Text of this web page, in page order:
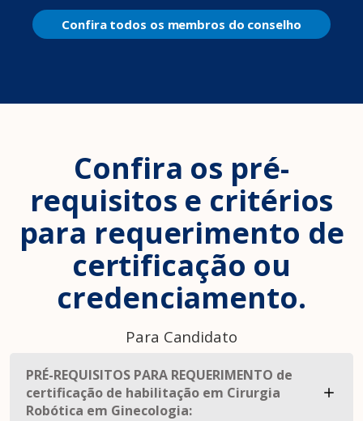
Confira todos os membros do conselho
Confira os pré-
requisitos e critérios
para requerimento de
certificação ou
credenciamento.
Para Candidato
PRÉ-REQUISITOS PARA REQUERIMENTO de
certificação de habilitação em Cirurgia
Robótica em Ginecologia: